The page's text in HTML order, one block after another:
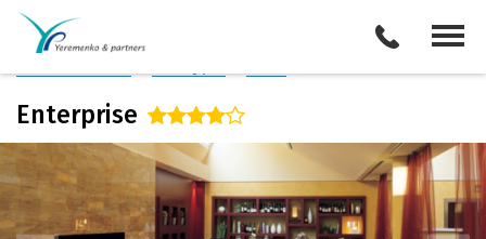
Италия
Enterprise